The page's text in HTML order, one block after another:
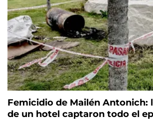
Femicidio de Mailén Antonich:
de un hotel captaron todo el